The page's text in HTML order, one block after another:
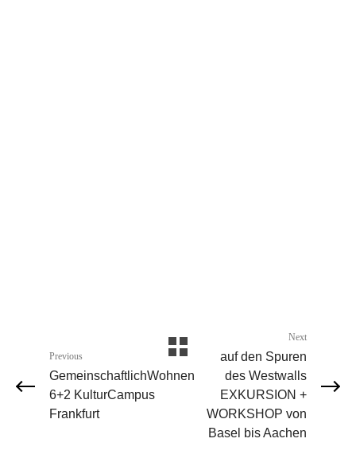
Previous
GemeinschaftlichWohnen
6+2 KulturCampus
Frankfurt
Next
auf den Spuren
des Westwalls
EXKURSION +
WORKSHOP von
Basel bis Aachen